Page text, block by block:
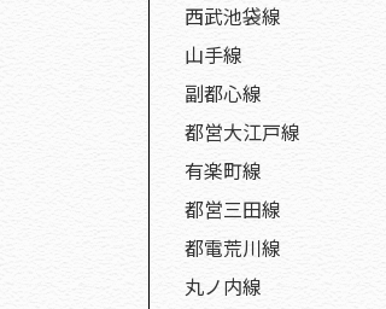
西武池袋線
山手線
副都心線
都営大江戸線
有楽町線
都営三田線
都電荒川線
丸ノ内線